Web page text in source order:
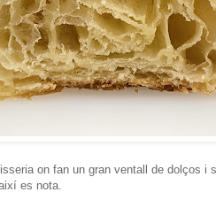
on fan un gran ventall de dolços
es nota.